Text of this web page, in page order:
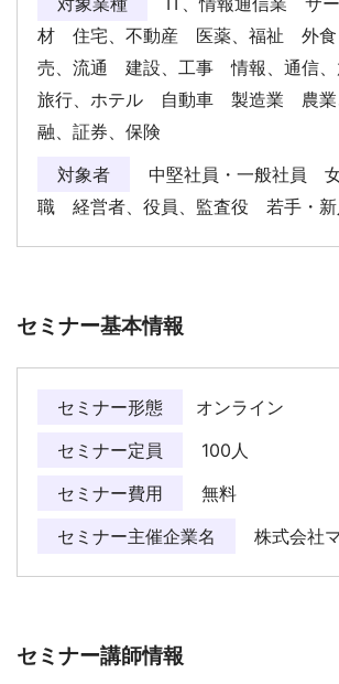
材 住宅、不動産 医薬、福祉 外
売、流通 建設、工事 情報、通信
旅行、ホテル 自動車 製造業 農
融、証券、保険
対象者
中堅社員・一般社員
職 経営者、役員、監査役 若手・
セミナー基本情報
セミナー形態
オンライン
セミナー定員
100人
セミナー費用
無料
セミナー主催企業名
株式会社
セミナー講師情報